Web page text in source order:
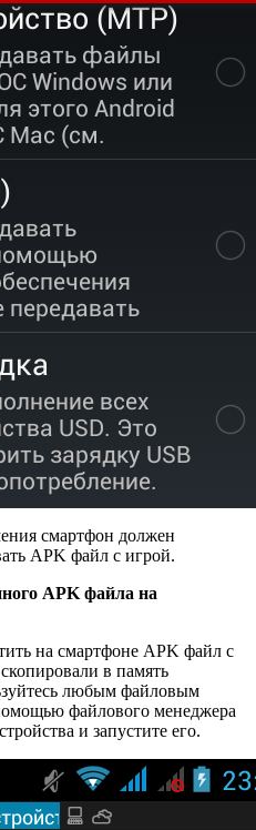
смартфон должен
APK файл с игрой.
APK файла на
на смартфоне APK файл с
в память
любым файловым
файлового менеджера
и запустите его.